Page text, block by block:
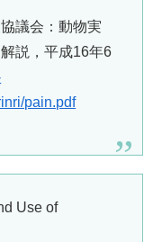
議会：動物実
説，平成16年6
pain.pdf
Use of